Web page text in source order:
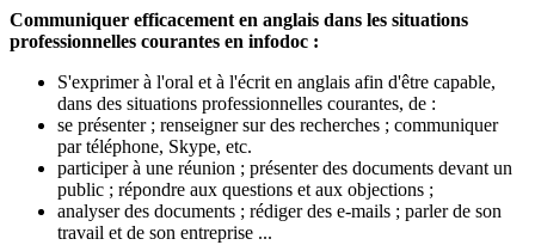
Communiquer efficacement en anglais dans les situations
professionnelles courantes en infodoc :
S'exprimer à l'oral et à l'écrit en anglais afin d'être capable,
dans des situations professionnelles courantes, de :
se présenter ; renseigner sur des recherches ; communiquer
par téléphone, Skype, etc.
participer à une réunion ; présenter des documents devant un
public ; répondre aux questions et aux objections ;
analyser des documents ; rédiger des e-mails ; parler de son
travail et de son entreprise ...